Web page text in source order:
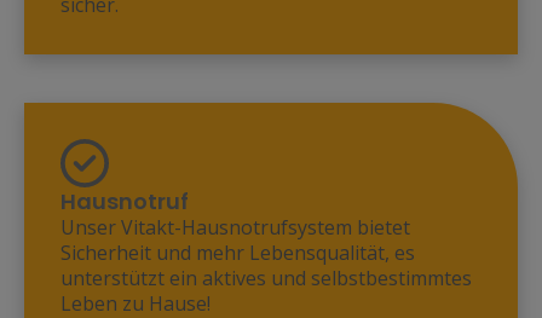
Hausnotruf
Unser Vitakt-Hausnotrufsystem bietet
Sicherheit und mehr Lebensqualität, es
unterstützt ein aktives und selbstbestimmtes
Leben zu Hause!